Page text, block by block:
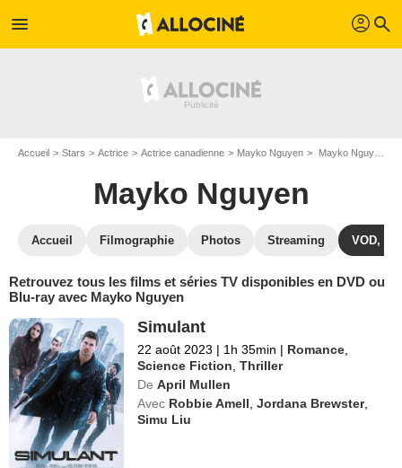
menu profil search
Accueil Stars Actrice Actrice canadienne Mayko Nguyen Mayko Nguyen : ses Blu-Ray, DVD, VOD, SVOD
Mayko Nguyen
Accueil Filmographie Photos Streaming VOD,
Retrouvez tous les films et séries TV disponibles en DVD ou
Blu-ray avec Mayko Nguyen
Simulant
22 août 2023 | 1h 35min | Romance
Science Fiction ,Thriller
De April Mullen
Avec Robbie Amell ,Jordana Brewster,
Simu Liu